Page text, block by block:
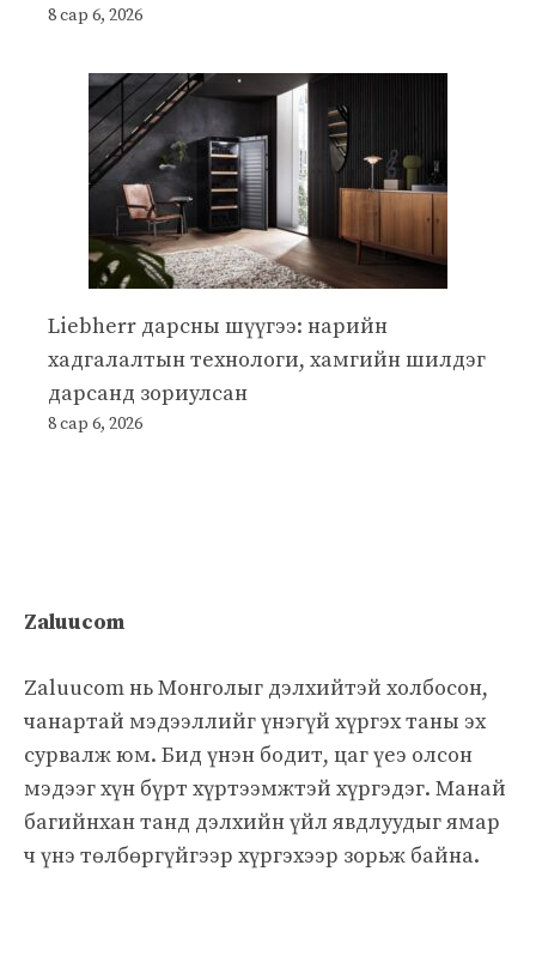
8 сар 6, 2026
Liebherr дарсны шүүгээ: нарийн
хадгалалтын технологи, хамгийн шилдэг
дарсанд зориулсан
8 сар 6, 2026
Zaluucom
Zaluucom нь Монголыг дэлхийтэй холбосон,
чанартай мэдээллийг үнэгүй хүргэх таны эх
сурвалж юм. Бид үнэн бодит, цаг үеэ олсон
мэдээг хүн бүрт хүртээмжтэй хүргэдэг. Манай
багийнхан танд дэлхийн үйл явдлуудыг ямар
ч үнэ төлбөргүйгээр хүргэхээр зорьж байна.